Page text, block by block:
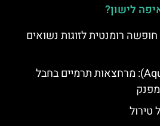
לישון?
רומנטית לזוגות נשואים
אקווה דום (Aqua Dome): מרחצאות תרמיים בחבל